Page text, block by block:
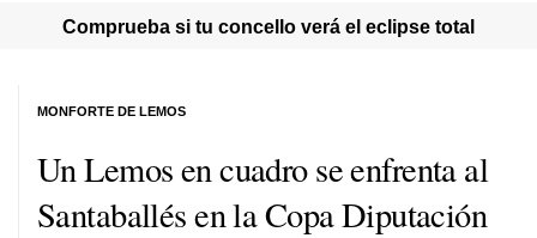
Comprueba si tu concello verá el eclipse total
Un Lemos en cuadro se enfrenta al
Santaballés en la Copa Diputación
MONFORTE DE LEMOS